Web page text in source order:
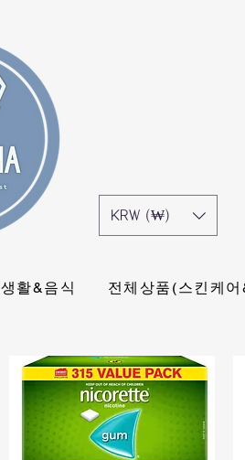
KRW (₩)
생활&음식 전체상품(스킨케